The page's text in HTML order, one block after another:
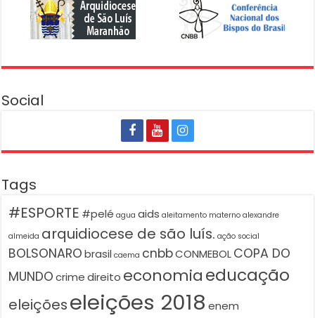
Social
Tags
#ESPORTE #pelé agua aids aleitamento materno alexandre
almeida arquidiocese de são luís. ação social
BOLSONARO brasil caema cnbbCONMEBOLCOPA DO
MUNDO crime direito economiaeducação
eleiçõeseleições 2018 enem